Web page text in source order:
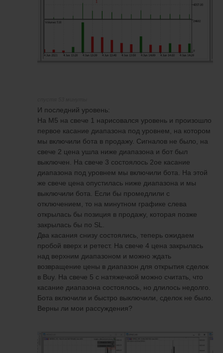
И последний уровень:
На М5 на свече 1 нарисовался уровень и произошло
первое касание диапазона под уровнем, на котором
мы включили бота в продажу. Сигналов не было, на
свече 2 цена ушла ниже диапазона и бот был
выключен. На свече 3 состоялось 2ое касание
диапазона под уровнем мы включили бота. На этой
же свече цена опустилась ниже диапазона и мы
выключили бота. Если бы промедлили с
отключением, то на минутном графике слева
открылась бы позиция в продажу, которая позже
закрылась бы по SL.
Два касания снизу состоялись, теперь ожидаем
пробой вверх и ретест. На свече 4 цена закрылась
над верхним диапазоном и можно ждать
возвращение цены в диапазон для открытия сделок
в Buy. На свече 5 с натяжечкой можно считать, что
касание диапазона состоялось, но длилось недолго.
Бота включили и быстро выключили, сделок не было.
Верны ли мои рассуждения?